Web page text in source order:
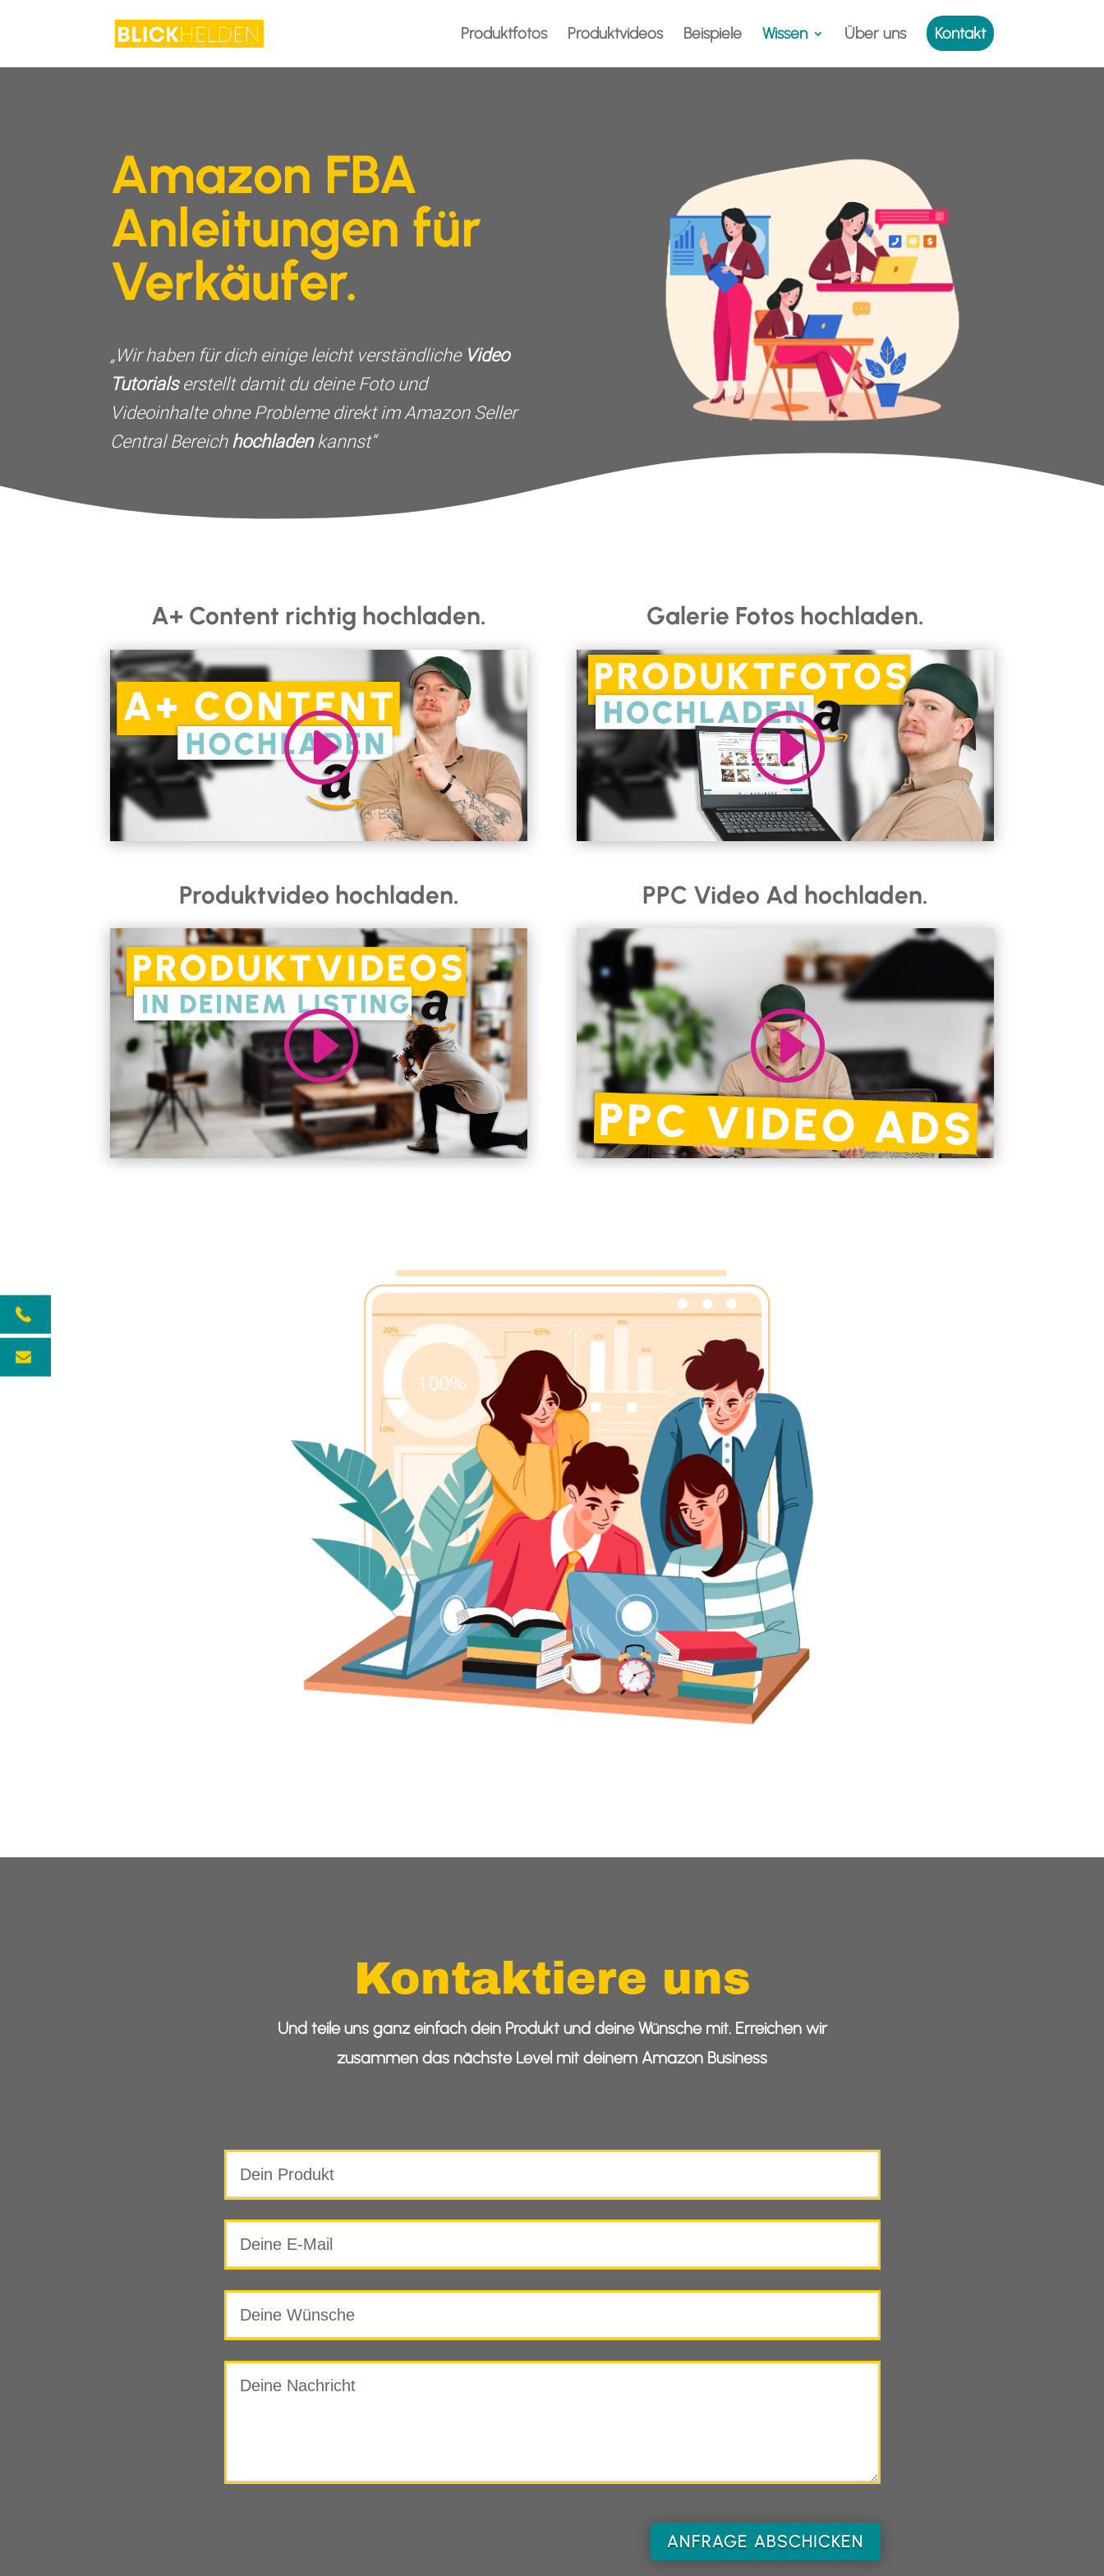
Produktfotos Produktvideos Beispiele Wissen Über uns Kontakt
Amazon FBA
Anleitungen für
Verkäufer.
„Wir haben für dich einige leicht verständliche Video
Tutorials erstellt damit du deine Foto und
Videoinhalte ohne Probleme direkt im Amazon Seller
Central Bereich hochladenkannst“
A+ Content richtig hochladen. Galerie Fotos hochladen.
Produktvideo hochladen. PPC Video Ad hochladen.
Kontaktiere uns
Und teile uns ganz einfach dein Produkt und deine Wünsche mit. Erreichen wir
zusammen das nächste Level mit deinem Amazon Business
ANFRAGE ABSCHICKEN